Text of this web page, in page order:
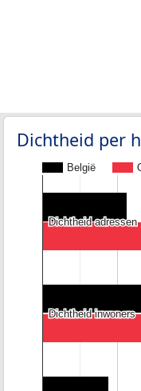
Dichtheid per
België
Dichtheid adressen
Dichtheid adressen
Dichtheid inwoners
Dichtheid inwoners